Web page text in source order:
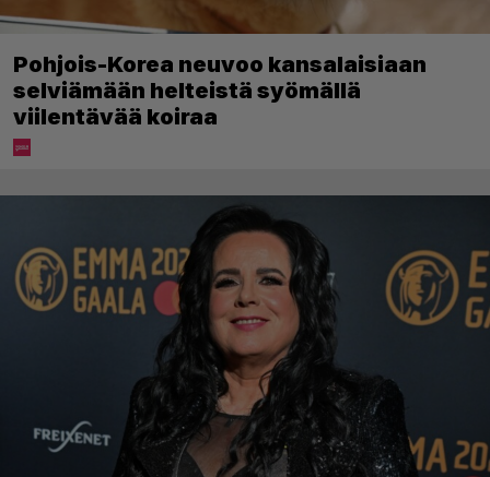
Pohjois-Korea neuvoo kansalaisiaan
selviämään helteistä syömällä
viilentävää koiraa